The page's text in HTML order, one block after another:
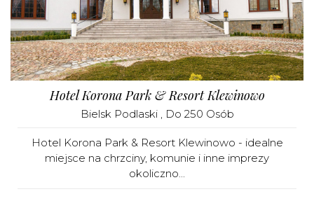
Hotel Korona Park & Resort Klewinowo
Bielsk Podlaski , Do 250 Osób
Hotel Korona Park & Resort Klewinowo - idealne
miejsce na chrzciny, komunie i inne imprezy
okoliczno...